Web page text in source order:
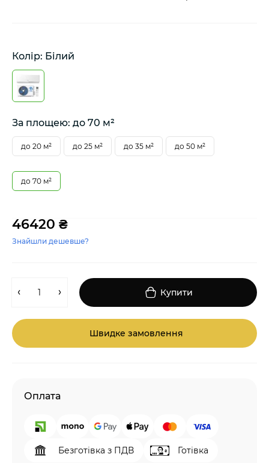
Колір: Білий
За площею: до 70 м²
до 20 м² до 25 м² до 35 м² до 50 м²
до 70 м²
46420 ₴
Знайшли дешевше?
Купити
Швидке замовлення
Оплата
Безготівка з ПДВ Готівка